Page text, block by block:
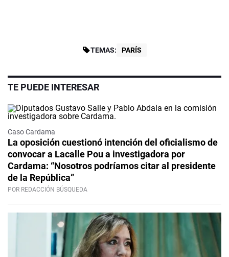
TEMAS: PARÍS
TE PUEDE INTERESAR
Caso Cardama
La oposición cuestionó intención del oficialismo de
convocar a Lacalle Pou a investigadora por
Cardama: “Nosotros podríamos citar al presidente
de la República”
POR REDACCIÓN BÚSQUEDA